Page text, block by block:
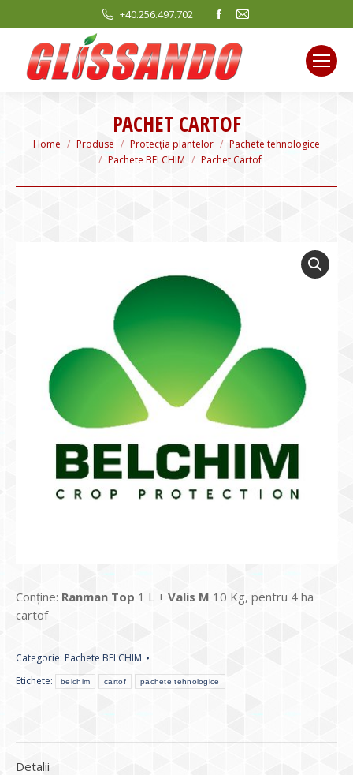
+40.256.497.702
Facebook
opens
in
new
window
Mail
new
PACHET CARTOF
You are here:
Home Produse Protecția plantelor
Pachete tehnologice
Pachete BELCHIM
Pachet Cartof
Conține: Ranman Top 1 L + Valis M 10 Kg, pentru 4 ha
cartof
Categorie: Pachete BELCHIM
Etichete:
belchim cartof pachete tehnologice
Detalii